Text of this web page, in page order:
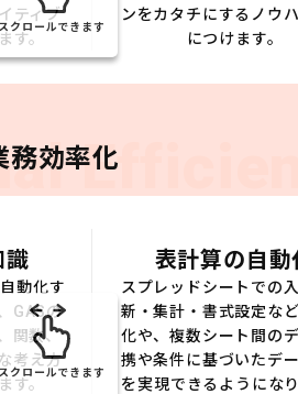
ティブ
す。
ンをカタチにするノウ
につけます。
スクロールできます
務効率化
識
動化す
GASの
関数、
考え方
す。
表計算の自動
スプレッドシートでの
新・集計・書式設定な
化や、複数シート間の
携や条件に基づいたデ
を実現できるようにな
スクロールできます